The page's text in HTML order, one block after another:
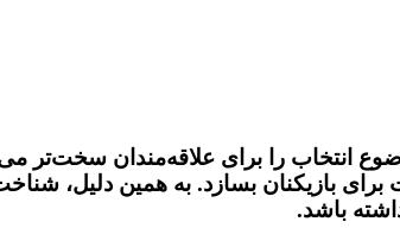
موضوع انتخاب را برای علاقه‌مندان
بازیکنان بسازد. به همین دلیل،
باشد.